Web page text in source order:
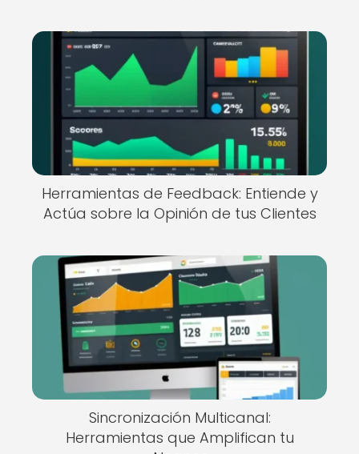
Herramientas de Feedback: Entiende y
Actúa sobre la Opinión de tus Clientes
Sincronización Multicanal:
Herramientas que Amplifican tu